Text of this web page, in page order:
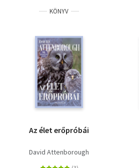
KÖNYV
Az élet erőpróbái
David Attenborough